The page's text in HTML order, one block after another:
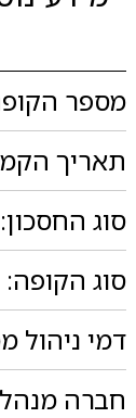
מספר
תאריך
סוג החסכון:
סוג הקופה:
דמי ניהול
חברה